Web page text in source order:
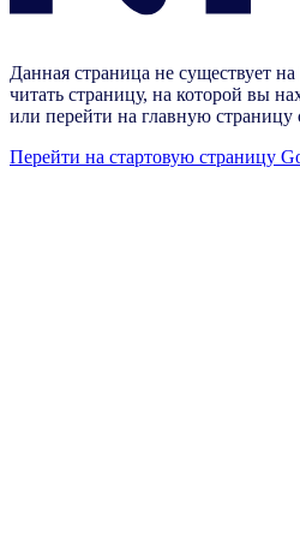
Данная страница не существует
читать страницу, на которой вы
или перейти на главную страницу
Перейти на стартовую страницу